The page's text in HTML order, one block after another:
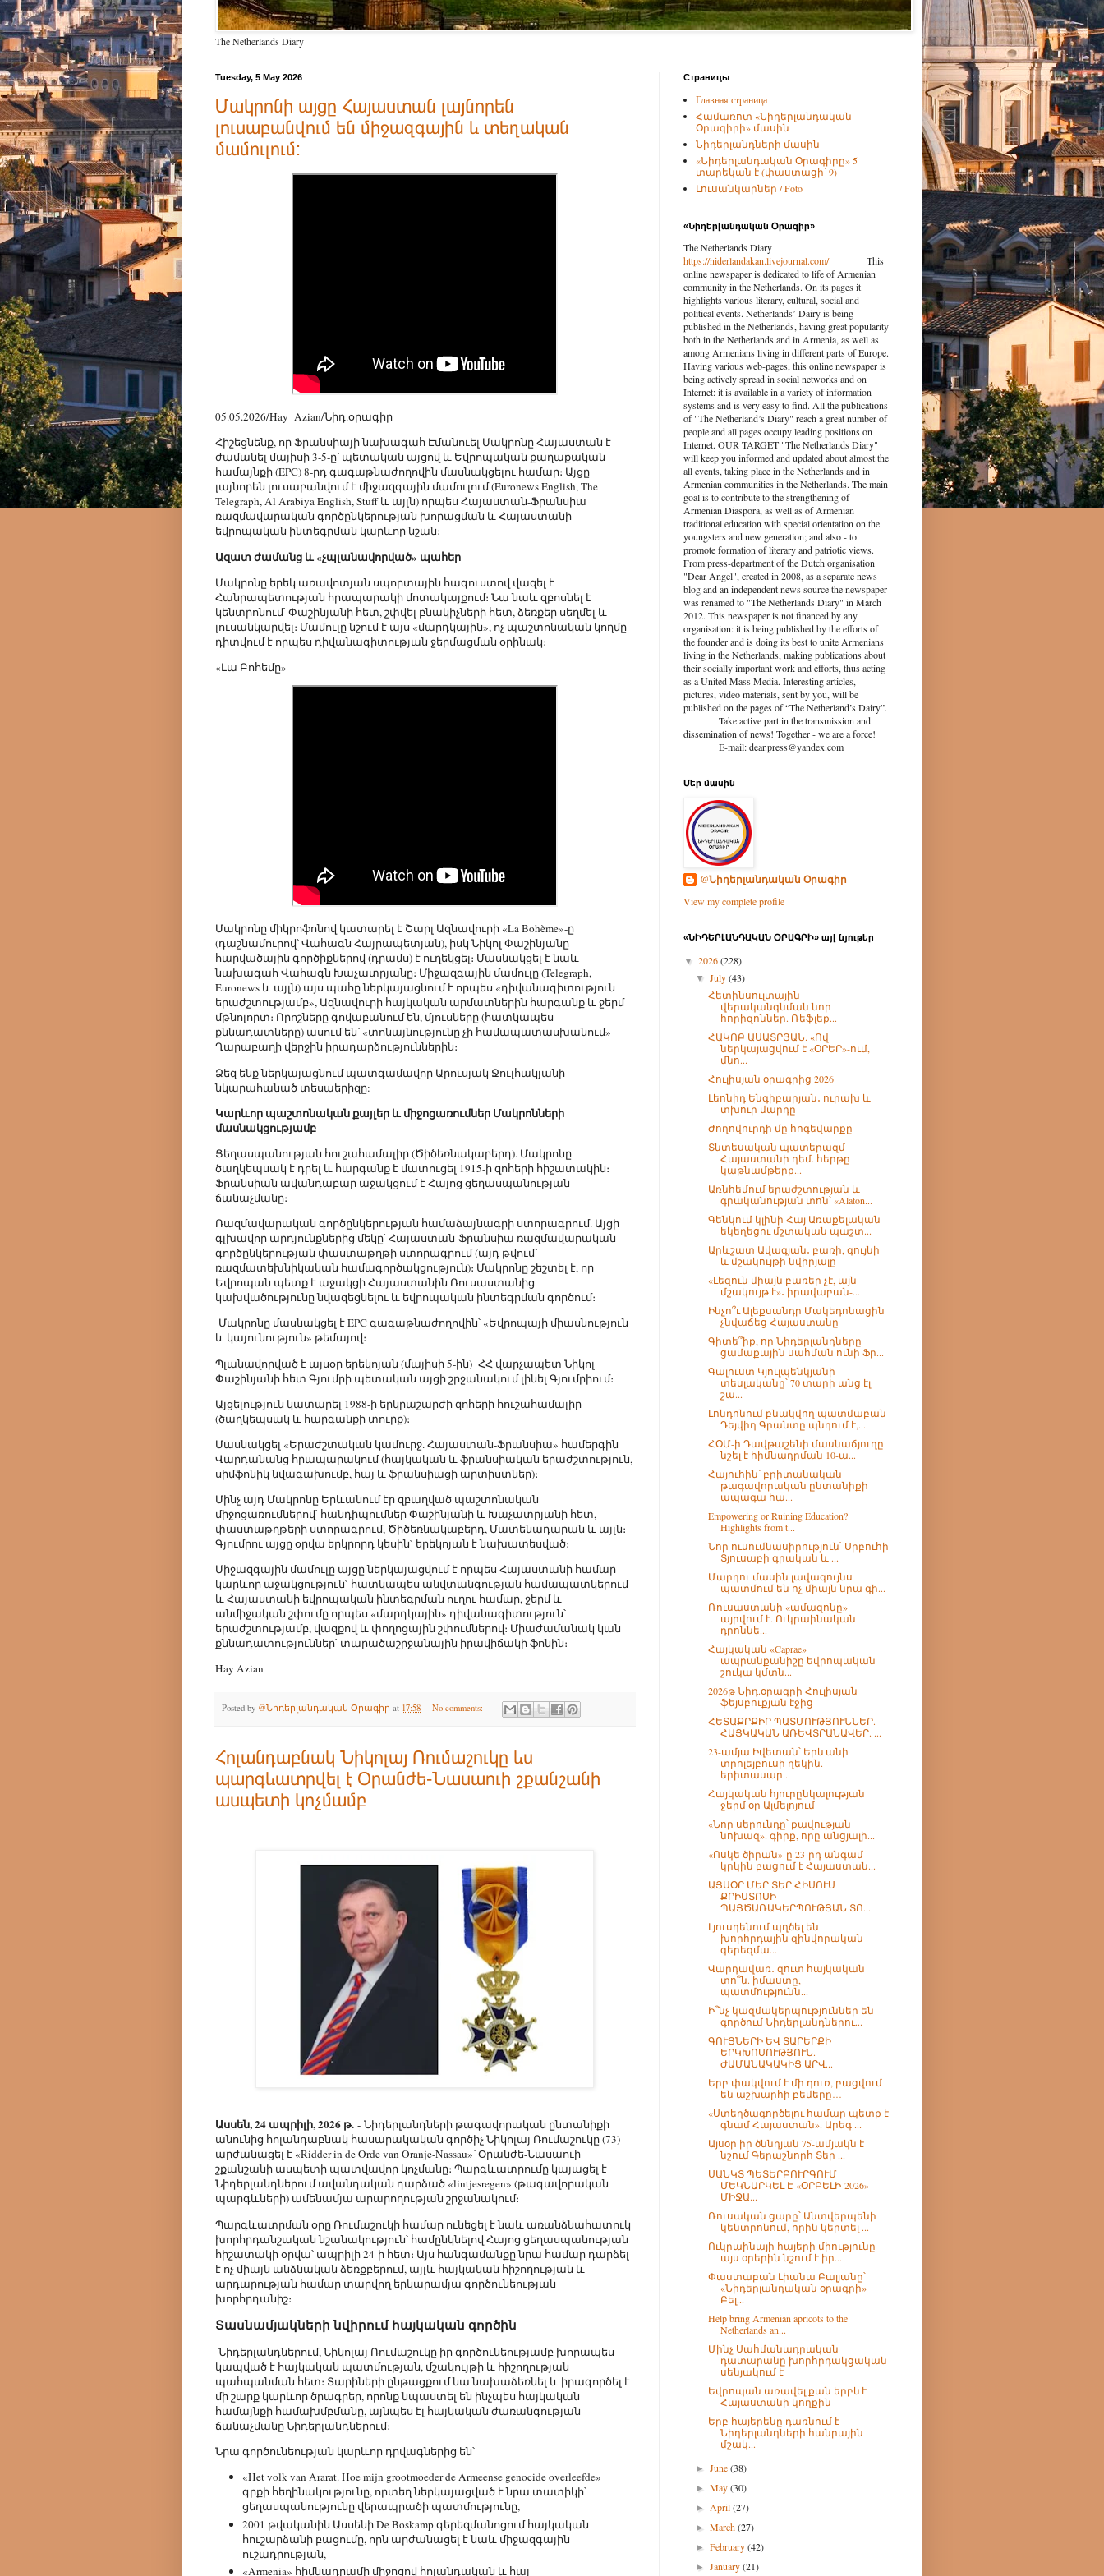
The Netherlands Diary
Tuesday, 5 May 2026
Մակրոնի այցը Հայաստան լայնորեն
լուսաբանվում են միջազգային և տեղական
մամուլում:
05.05.2026/Hay Azian/Նիդ.օրագիր
Հիշեցնենք, որ Ֆրանսիայի նախագահ Էմանուել Մակրոնը Հայաստան է
ժամանել մայիսի 3-5-ը՝ պետական այցով և Եվրոպական քաղաքական
համայնքի (EPC) 8-րդ գագաթնաժողովին մասնակցելու համար։ Այցը
լայնորեն լուսաբանվում է միջազգային մամուլում (Euronews English, The
Telegraph, Al Arabiya English, Stuff և այլն) որպես Հայաստան-Ֆրանսիա
ռազմավարական գործընկերության խորացման և Հայաստանի
եվրոպական ինտեգրման կարևոր նշան։
Ազատ ժամանց և «չպլանավորված» պահեր
Մակրոնը երեկ առավոտյան սպորտային հագուստով վազել է
Հանրապետության հրապարակի մոտակայքում։ Նա նաև զբոսնել է
կենտրոնում՝ Փաշինյանի հետ, շփվել բնակիչների հետ, ձեռքեր սեղմել և
լուսանկարվել։ Մամուլը նշում է այս «մարդկային», ոչ պաշտոնական կողմը
դիտվում է որպես դիվանագիտության ջերմացման օրինակ։
«Լա Բոհեմը»
Մակրոնը միկրոֆոնով կատարել է Շարլ Ազնավուրի «La Bohème»-ը
(դաշնամուրով՝ Վահագն Հայրապետյան), իսկ Նիկոլ Փաշինյանը
հարվածային գործիքներով (դրամս) է ուղեկցել։ Մասնակցել է նաև
նախագահ Վահագն Խաչատրյանը։ Միջազգային մամուլը (Telegraph,
Euronews և այլն) այս պահը ներկայացնում է որպես «դիվանագիտություն
երաժշտությամբ», Ազնավուրի հայկական արմատներին հարգանք և ջերմ
մթնոլորտ։ Որոշները գովաբանում են, մյուսները (հատկապես
քննադատները) ասում են՝ «տոնայնությունը չի համապատասխանում»
Ղարաբաղի վերջին իրադարձություններին։
Ձեզ ենք ներկայացնում պատգամավոր Արուսյակ Ջուլհակյանի
նկարահանած տեսաերիզը:
Կարևոր պաշտոնական քայլեր և միջոցառումներ Մակրոնների
մասնակցությամբ
Ցեղասպանության հուշահամալիր (Ծիծեռնակաբերդ). Մակրոնը
ծաղկեպսակ է դրել և հարգանք է մատուցել 1915-ի զոհերի հիշատակին։
Ֆրանսիան ավանդաբար աջակցում է Հայոց ցեղասպանության
ճանաչմանը։
Ռազմավարական գործընկերության համաձայնագրի ստորագրում. Այցի
գլխավոր արդյունքներից մեկը՝ Հայաստան-Ֆրանսիա ռազմավարական
գործընկերության փաստաթղթի ստորագրում (այդ թվում՝
ռազմատեխնիկական համագործակցություն)։ Մակրոնը շեշտել է, որ
Եվրոպան պետք է աջակցի Հայաստանին Ռուսաստանից
կախվածությունը նվազեցնելու և եվրոպական ինտեգրման գործում։
Մակրոնը մասնակցել է EPC գագաթնաժողովին՝ «Եվրոպայի միասնություն
և կայունություն» թեմայով։
Պլանավորված է այսօր երեկոյան (մայիսի 5-ին) ՀՀ վարչապետ Նիկոլ
Փաշինյանի հետ Գյումրի պետական այցի շրջանակում լինել Գյումրիում։
Այցելություն կատարել 1988-ի երկրաշարժի զոհերի հուշահամալիր
(ծաղկեպսակ և հարգանքի տուրք)։
Մասնակցել «Երաժշտական կամուրջ. Հայաստան-Ֆրանսիա» համերգին
Վարդանանց հրապարակում (հայկական և ֆրանսիական երաժշտություն,
սիմֆոնիկ նվագախումբ, հայ և ֆրանսիացի արտիստներ)։
Մինչ այդ Մակրոնը Երևանում էր զբաղված պաշտոնական
միջոցառումներով՝ հանդիպումներ Փաշինյանի և Խաչատրյանի հետ,
փաստաթղթերի ստորագրում, Ծիծեռնակաբերդ, Մատենադարան և այլն։
Գյումրու այցը օրվա երկրորդ կեսին` երեկոյան է նախատեսված։
Միջազգային մամուլը այցը ներկայացվում է որպես Հայաստանի համար
կարևոր աջակցություն` հատկապես անվտանգության համապատկերում
և Հայաստանի եվրոպական ինտեգրման ուղու համար, ջերմ և
անմիջական շփումը որպես «մարդկային» դիվանագիտություն՝
երաժշտությամբ, վազքով և փողոցային շփումներով։ Միաժամանակ կան
քննադատություններ՝ տարածաշրջանային իրավիճակի ֆոնին։
Hay Azian
Posted by @Նիդերլանդական Օրագիր at 17:58 No comments:
Հոլանդաբնակ Նիկոլայ Ռումաշուկը ևս
պարգևատրվել է Օրանժե-Նասաուի շքանշանի
ասպետի կոչմամբ
Ասսեն, 24 ապրիլի, 2026 թ. - Նիդերլանդների թագավորական ընտանիքի
անունից հոլանդաբնակ հասարակական գործիչ Նիկոլայ Ռումաշուկը (73)
արժանացել է «Ridder in de Orde van Oranje-Nassau»՝ Օրանժե-Նասաուի
շքանշանի ասպետի պատվավոր կոչմանը։ Պարգևատրումը կայացել է
Նիդերլանդներում ավանդական դարձած «lintjesregen» (թագավորական
պարգևների) ամենամյա արարողության շրջանակում։
Պարգևատրման օրը Ռումաշուկի համար ունեցել է նաև առանձնահատուկ
խորհրդանշական նշանակություն՝ համընկնելով Հայոց ցեղասպանության
հիշատակի օրվա՝ ապրիլի 24-ի հետ։ Այս հանգամանքը նրա համար դարձել
է ոչ միայն անձնական ձեռքբերում, այլև հայկական հիշողության և
արդարության համար տարվող երկարամյա գործունեության
խորհրդանիշ։
Տասնամյակների նվիրում հայկական գործին
Նիդերլանդներում, Նիկոլայ Ռումաշուկը իր գործունեությամբ խորապես
կապված է հայկական պատմության, մշակույթի և հիշողության
պահպանման հետ։ Տարիների ընթացքում նա նախաձեռնել և իրագործել է
մի շարք կարևոր ծրագրեր, որոնք նպաստել են ինչպես հայկական
համայնքի համախմբմանը, այնպես էլ հայկական ժառանգության
ճանաչմանը Նիդերլանդներում։
Նրա գործունեության կարևոր դրվագներից են՝
«Het volk van Ararat. Hoe mijn grootmoeder de Armeense genocide overleefde»
գրքի հեղինակությունը, որտեղ ներկայացված է նրա տատիկի՝
ցեղասպանությունը վերապրածի պատմությունը,
2001 թվականին Ասսենի De Boskamp գերեզմանոցում հայկական
հուշարձանի բացումը, որն արժանացել է նաև միջազգային
ուշադրության,
«Armenia» հիմնադրամի միջոցով հոլանդական և հայ
Страницы
Главная страница
Համառոտ «Նիդերլանդական
Օրագիրի» մասին
Նիդերլանդների մասին
«Նիդերլանդական Օրագիրը» 5
տարեկան է (փաստացի՝ 9)
Լուսանկարներ / Foto
«Նիդերլանդական Օրագիր»
The Netherlands Diary
https://niderlandakan.livejournal.com/This
online newspaper is dedicated to life of Armenian
community in the Netherlands. On its pages it
highlights various literary, cultural, social and
political events. Netherlands’ Dairy is being
published in the Netherlands, having great popularity
both in the Netherlands and in Armenia, as well as
among Armenians living in different parts of Europe.
Having various web-pages, this online newspaper is
being actively spread in social networks and on
Internet: it is available in a variety of information
systems and is very easy to find. All the publications
of "The Netherland’s Diary" reach a great number of
people and all pages occupy leading positions on
Internet. OUR TARGET "The Netherlands Diary"
will keep you informed and updated about almost the
all events, taking place in the Netherlands and in
Armenian communities in the Netherlands. The main
goal is to contribute to the strengthening of
Armenian Diaspora, as well as of Armenian
traditional education with special orientation on the
youngsters and new generation; and also - to
promote formation of literary and patriotic views.
From press-department of the Dutch organisation
"Dear Angel", created in 2008, as a separate news
blog and an independent news source the newspaper
was renamed to "The Netherlands Diary" in March
2012. This newspaper is not financed by any
organisation: it is being published by the efforts of
the founder and is doing its best to unite Armenians
living in the Netherlands, making publications about
their socially important work and efforts, thus acting
as a United Mass Media. Interesting articles,
pictures, video materials, sent by you, will be
published on the pages of “The Netherland’s Dairy”.
Take active part in the transmission and
dissemination of news! Together - we are a force!
E-mail: dear.press@yandex.com
Մեր մասին
@Նիդերլանդական Օրագիր
View my complete profile
«ՆԻԴԵՐԼԱՆԴԱԿԱՆ ՕՐԱԳՐԻ» այլ նյութեր
▼ 2026(228)
▼July(43)
Հետինսուլտային
վերականգնման նոր
հորիզոններ. Ռեֆլեք...
ՀԱԿՈԲ ԱՍԱՏՐՅԱՆ. «Ով
ներկայացվում է «ՕՐԵՐ»-ում,
մնո...
Հուլիսյան օրագրից 2026
Լեոնիդ Ենգիբարյան․ ուրախ և
տխուր մարդը
Ժողովուրդի մը հոգեվարքը
Տնտեսական պատերազմ
Հայաստանի դեմ. հերթը
կաթնամթերք...
Առնհեմում երաժշտության և
գրականության տոն՝ «Alaton...
Գենկում կլինի Հայ Առաքելական
եկեղեցու մշտական պաշտ...
Արևշատ Ավագյան․ բառի, գույնի
և մշակույթի նվիրյալը
«Լեզուն միայն բառեր չէ, այն
մշակույթ է»․ իրավաբան-...
Ինչո՞ւ Ալեքսանդր Մակեդոնացին
չնվաճեց Հայաստանը
Գիտե՞իք, որ Նիդերլանդները
ցամաքային սահման ունի Ֆր...
Գալուստ Կյուլպենկյանի
տեսլականը՝ 70 տարի անց էլ
շա...
Լոնդոնում բնակվող պատմաբան
Դեյվիդ Գրանտը պնդում է,...
ՀՕՄ-ի Դավթաշենի մասնաճյուղը
նշել է հիմնադրման 10-ա...
Հայուհին՝ բրիտանական
թագավորական ընտանիքի
ապագա հա...
Empowering or Ruining Education?
Highlights from t...
Նոր ուսումնասիրություն՝ Սրբուհի
Տյուսաբի գրական և ...
Մարդու մասին լավագույնս
պատմում են ոչ միայն նրա գի...
Ռուսաստանի «ամազոնը»
այրվում է. Ուկրաինական
դրոննե...
Հայկական «Caprae»
ապրանքանիշը եվրոպական
շուկա կմտն...
2026թ Նիդ.օրագրի Հուլիսյան
ֆեյսբուքյան էջից
ՀԵՏԱՔՐՔԻՐ ՊԱՏՄՈՒԹՅՈՒՆՆԵՐ.
ՀԱՅԿԱԿԱՆ ԱՌԵՎՏՐԱՆԱՎԵՐ. ...
23-ամյա Իվետան՝ Երևանի
տրոլեյբուսի ղեկին.
երիտասար...
Հայկական հյուրընկալության
ջերմ օր Ալմելոյում
«Նոր սերունդը՝ քավության
նոխազ». գիրք, որը անցյալի...
«Ոսկե ծիրան»-ը 23-րդ անգամ
կրկին բացում է Հայաստան...
ԱՅՍՕՐ ՄԵՐ ՏԵՐ ՀԻՍՈՒՍ
ՔՐԻՍՏՈՍԻ
ՊԱՅԾԱՌԱԿԵՐՊՈՒԹՅԱՆ ՏՈ...
Լյուսդենում պղծել են
խորհրդային զինվորական
գերեզմա...
Վարդավառ․ զուտ հայկական
տո՞ն. իմաստը,
պատմությունն...
Ի՞նչ կազմակերպություններ են
գործում Նիդերլանդներու...
ԳՈՒՅՆԵՐԻ ԵՎ ՏԱՐԵՐՔԻ
ԵՐԿԽՈՍՈՒԹՅՈՒՆ.
ԺԱՄԱՆԱԿԱԿԻՑ ԱՐՎ...
Երբ փակվում է մի դուռ, բացվում
են աշխարհի բեմերը…
«Ստեղծագործելու համար պետք է
գնամ Հայաստան». Արեգ ...
Այսօր իր ծննդյան 75-ամյակն է
նշում Գերաշնորհ Տեր ...
ՍԱՆԿՏ ՊԵՏԵՐԲՈՒՐԳՈՒՄ
ՄԵԿՆԱՐԿԵԼ Է «ՕՐԲԵԼԻ-2026»
ՄԻՋԱ...
Ռուսական ցարը՝ Անտվերպենի
կենտրոնում, որին կերտել ...
Ուկրաինայի հայերի միությունը
այս օրերին նշում է իր...
Փաստաբան Լիանա Բալյանը՝
«Նիդերլանդական օրագրի»
Բել...
Help bring Armenian apricots to the
Netherlands an...
Մինչ Սահմանադրական
դատարանը խորհրդակցական
սենյակում է
Եվրոպան առավել քան երբևէ
Հայաստանի կողքին
Երբ հայերենը դառնում է
Նիդերլանդների հանրային
մշակ...
►June(38)
►May(30)
►April(27)
►March(27)
►February(42)
►January(21)